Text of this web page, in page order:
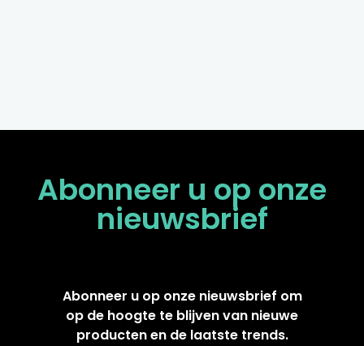
Abonneer u op onze
nieuwsbrief
Abonneer u op onze nieuwsbrief om
op de hoogte te blijven van nieuwe
producten en de laatste trends.